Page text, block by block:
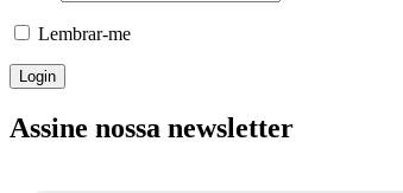
Lembrar-me
Assine nossa newsletter